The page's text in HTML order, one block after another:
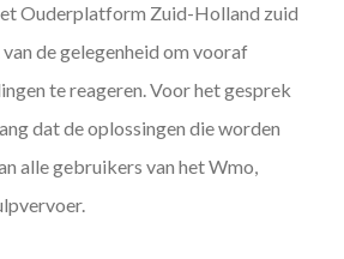
Ouderplatform Zuid-Holland zuid
de gelegenheid om vooraf
te reageren. Voor het gesprek
dat de oplossingen die worden
alle gebruikers van het Wmo,